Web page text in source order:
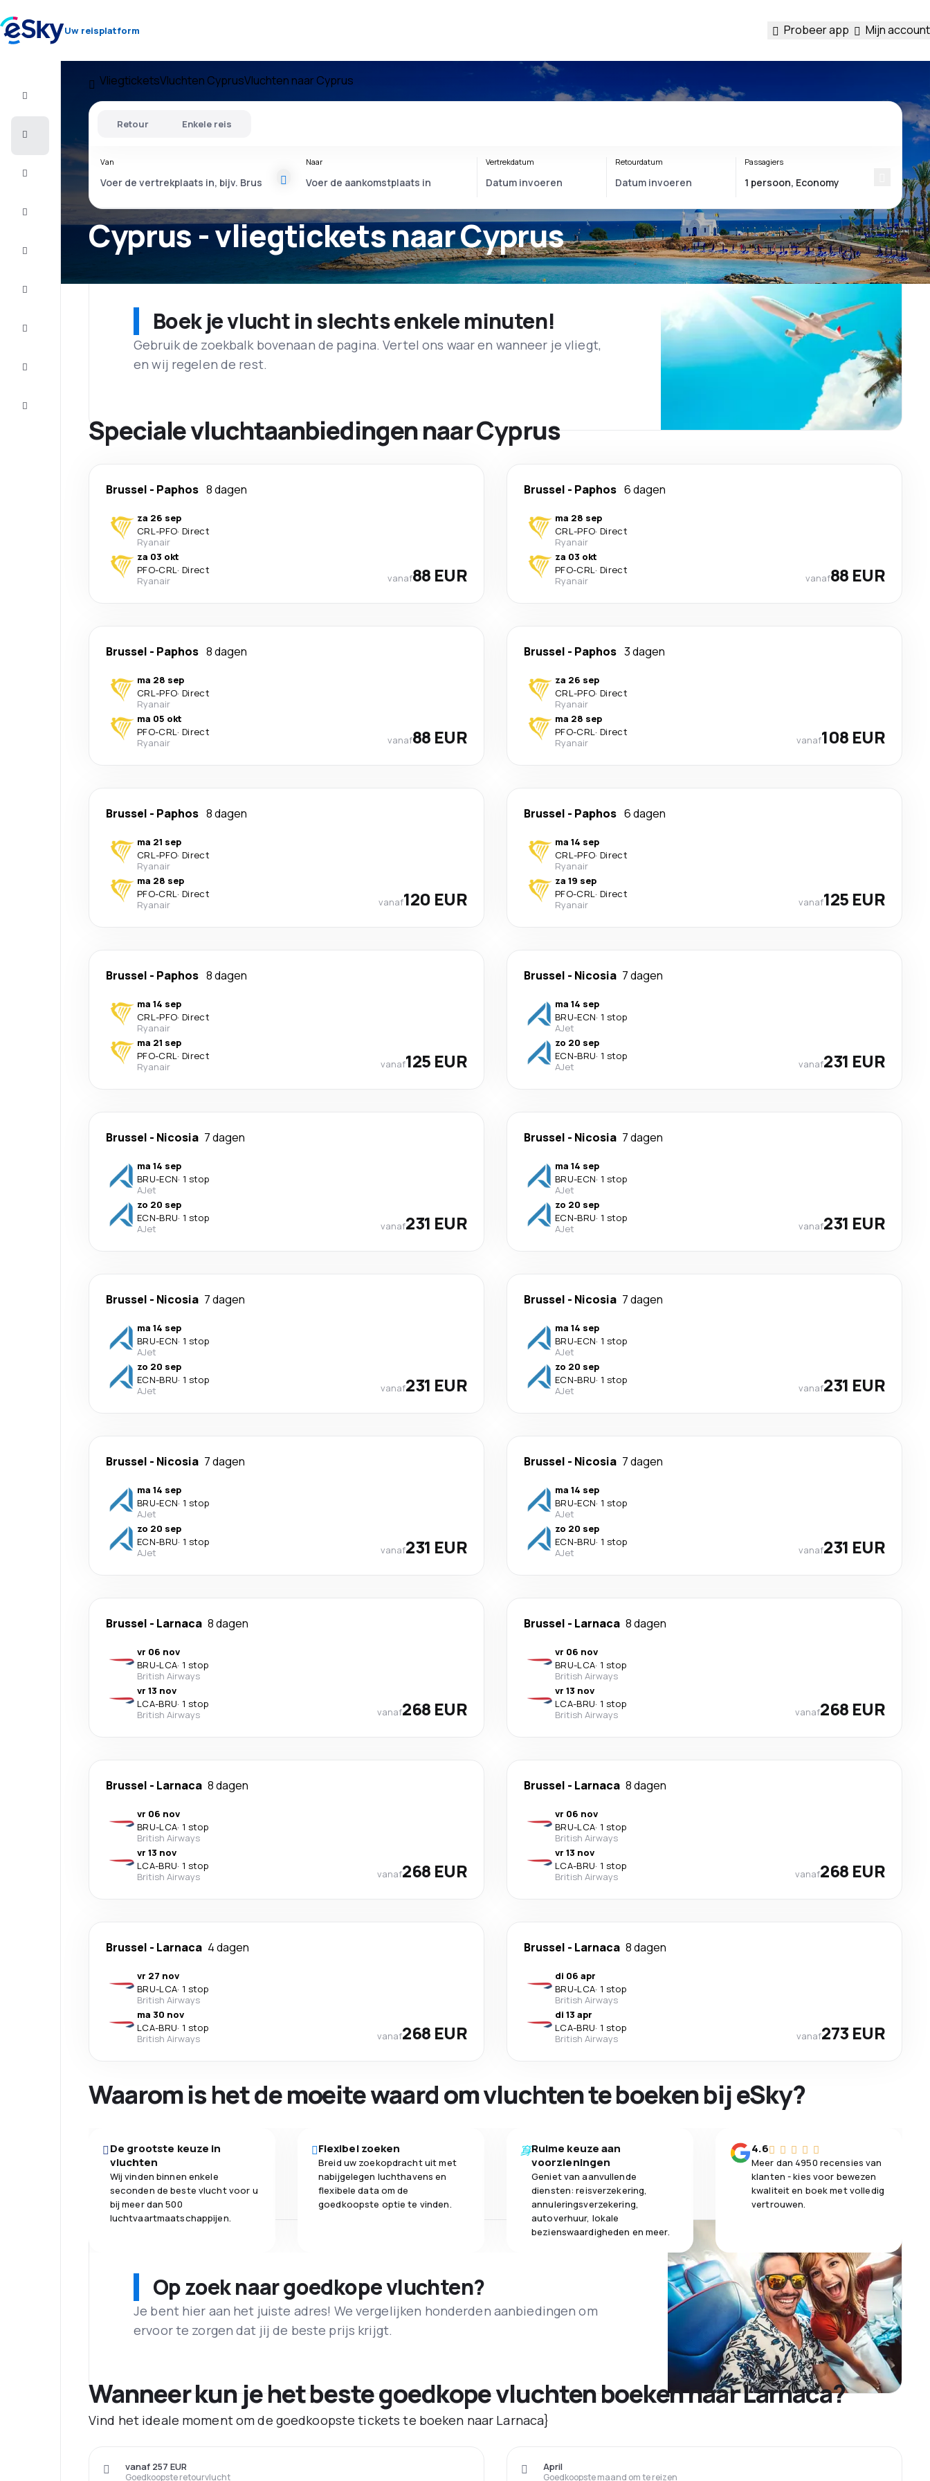
Uw reisplatform Probeer app Mijn account
VliegticketsVluchten CyprusVluchten naar Cyprus
Cyprus - vliegtickets naar Cyprus
Retour Enkele reis
Van Naar Vertrekdatum Retourdatum Passagiers
Boek je vlucht in slechts enkele minuten!
Gebruik de zoekbalk bovenaan de pagina. Vertel ons waar en wanneer je vliegt,
en wij regelen de rest.
Speciale vluchtaanbiedingen naar Cyprus
Brussel - Paphos 8 dagen
za 26 sep
CRL-PFO· Direct
Ryanair
za 03 okt
PFO-CRL· Direct
Ryanair
vanaf88 EUR
Brussel - Paphos 6 dagen
ma 28 sep
CRL-PFO· Direct
Ryanair
za 03 okt
PFO-CRL· Direct
Ryanair
vanaf88 EUR
Brussel - Paphos 8 dagen
ma 28 sep
CRL-PFO· Direct
Ryanair
ma 05 okt
PFO-CRL· Direct
Ryanair
vanaf88 EUR
Brussel - Paphos 3 dagen
za 26 sep
CRL-PFO· Direct
Ryanair
ma 28 sep
PFO-CRL· Direct
Ryanair
vanaf108 EUR
Brussel - Paphos 8 dagen
ma 21 sep
CRL-PFO· Direct
Ryanair
ma 28 sep
PFO-CRL· Direct
Ryanair
vanaf120 EUR
Brussel - Paphos 6 dagen
ma 14 sep
CRL-PFO· Direct
Ryanair
za 19 sep
PFO-CRL· Direct
Ryanair
vanaf125 EUR
Brussel - Paphos 8 dagen
ma 14 sep
CRL-PFO· Direct
Ryanair
ma 21 sep
PFO-CRL· Direct
Ryanair
vanaf125 EUR
Brussel - Nicosia 7 dagen
ma 14 sep
BRU-ECN· 1 stop
AJet
zo 20 sep
ECN-BRU· 1 stop
AJet
vanaf231 EUR
Brussel - Nicosia 7 dagen
ma 14 sep
BRU-ECN· 1 stop
AJet
zo 20 sep
ECN-BRU· 1 stop
AJet
vanaf231 EUR
Brussel - Nicosia 7 dagen
ma 14 sep
BRU-ECN· 1 stop
AJet
zo 20 sep
ECN-BRU· 1 stop
AJet
vanaf231 EUR
Brussel - Nicosia 7 dagen
ma 14 sep
BRU-ECN· 1 stop
AJet
zo 20 sep
ECN-BRU· 1 stop
AJet
vanaf231 EUR
Brussel - Nicosia 7 dagen
ma 14 sep
BRU-ECN· 1 stop
AJet
zo 20 sep
ECN-BRU· 1 stop
AJet
vanaf231 EUR
Brussel - Nicosia 7 dagen
ma 14 sep
BRU-ECN· 1 stop
AJet
zo 20 sep
ECN-BRU· 1 stop
AJet
vanaf231 EUR
Brussel - Nicosia 7 dagen
ma 14 sep
BRU-ECN· 1 stop
AJet
zo 20 sep
ECN-BRU· 1 stop
AJet
vanaf231 EUR
Brussel - Larnaca 8 dagen
vr 06 nov
BRU-LCA· 1 stop
British Airways
vr 13 nov
LCA-BRU· 1 stop
British Airways
vanaf268 EUR
Brussel - Larnaca 8 dagen
vr 06 nov
BRU-LCA· 1 stop
British Airways
vr 13 nov
LCA-BRU· 1 stop
British Airways
vanaf268 EUR
Brussel - Larnaca 8 dagen
vr 06 nov
BRU-LCA· 1 stop
British Airways
vr 13 nov
LCA-BRU· 1 stop
British Airways
vanaf268 EUR
Brussel - Larnaca 8 dagen
vr 06 nov
BRU-LCA· 1 stop
British Airways
vr 13 nov
LCA-BRU· 1 stop
British Airways
vanaf268 EUR
Brussel - Larnaca 4 dagen
vr 27 nov
BRU-LCA· 1 stop
British Airways
ma 30 nov
LCA-BRU· 1 stop
British Airways
vanaf268 EUR
Brussel - Larnaca 8 dagen
di 06 apr
BRU-LCA· 1 stop
British Airways
di 13 apr
LCA-BRU· 1 stop
British Airways
vanaf273 EUR
Waarom is het de moeite waard om vluchten te boeken bij eSky?
De grootste keuze in
vluchten
Wij vinden binnen enkele
seconden de beste vlucht voor u
bij meer dan 500
luchtvaartmaatschappijen.
Flexibel zoeken
Breid uw zoekopdracht uit met
nabijgelegen luchthavens en
flexibele data om de
goedkoopste optie te vinden.
Ruime keuze aan
voorzieningen
Geniet van aanvullende
diensten: reisverzekering,
annuleringsverzekering,
autoverhuur, lokale
bezienswaardigheden en meer.
4.6
Meer dan 4950 recensies van
klanten - kies voor bewezen
kwaliteit en boek met volledig
vertrouwen.
Op zoek naar goedkope vluchten?
Je bent hier aan het juiste adres! We vergelijken honderden aanbiedingen om
ervoor te zorgen dat jij de beste prijs krijgt.
Wanneer kun je het beste goedkope vluchten boeken naar Larnaca?
Vind het ideale moment om de goedkoopste tickets te boeken naar Larnaca}
Goedkoopste retourvlucht
vanaf 257 EUR
Goedkoopste maand om te reizen
April